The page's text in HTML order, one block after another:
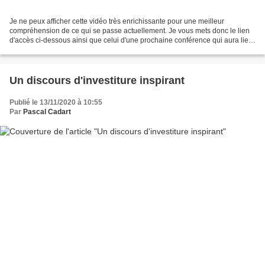
Je ne peux afficher cette vidéo très enrichissante pour une meilleur
compréhension de ce qui se passe actuellement. Je vous mets donc le lien
d'accès ci-dessous ainsi que celui d'une prochaine conférence qui aura lieu
Un discours d'investiture inspirant
Publié le 13/11/2020 à 10:55
Par Pascal Cadart